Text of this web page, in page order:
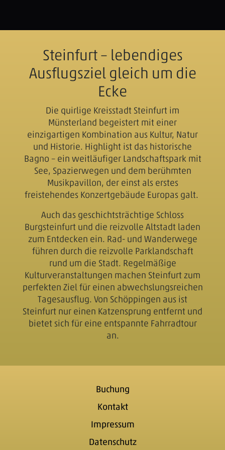
Steinfurt – lebendiges
Ausflugsziel gleich um die
Ecke
Die quirlige Kreisstadt Steinfurt im
Münsterland begeistert mit einer
einzigartigen Kombination aus Kultur, Natur
und Historie. Highlight ist das historische
Bagno – ein weitläufiger Landschaftspark mit
See, Spazierwegen und dem berühmten
Musikpavillon, der einst als erstes
freistehendes Konzertgebäude Europas galt.
Auch das geschichtsträchtige Schloss
Burgsteinfurt und die reizvolle Altstadt laden
zum Entdecken ein. Rad- und Wanderwege
führen durch die reizvolle Parklandschaft
rund um die Stadt. Regelmäßige
Kulturveranstaltungen machen Steinfurt zum
perfekten Ziel für einen abwechslungsreichen
Tagesausflug. Von Schöppingen aus ist
Steinfurt nur einen Katzensprung entfernt und
bietet sich für eine entspannte Fahrradtour
an.
Buchung
Kontakt
Impressum
Datenschutz